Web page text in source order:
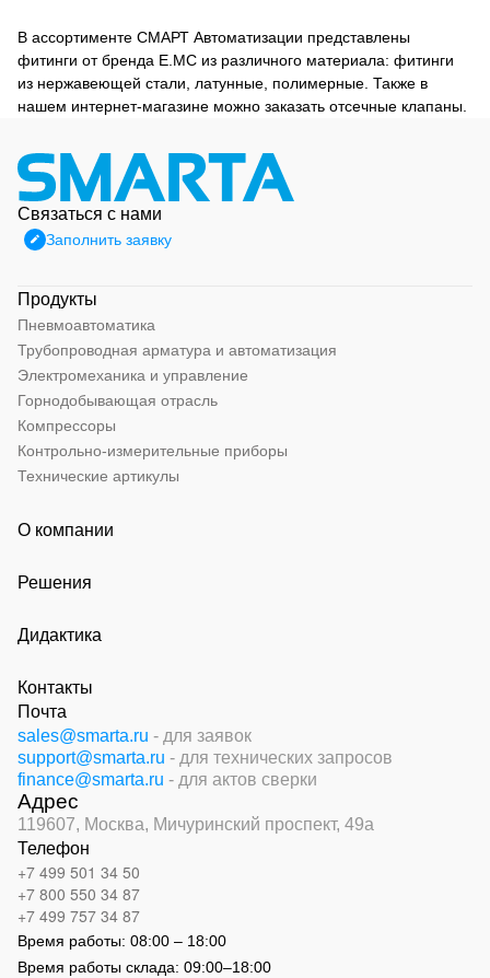
В ассортименте СМАРТ Автоматизации представлены
фитинги от бренда E.MC из различного материала: фитинги
из нержавеющей стали, латунные, полимерные. Также в
нашем интернет-магазине можно заказать отсечные клапаны.
Связаться с нами
Заполнить заявку
Продукты
Пневмоавтоматика
Трубопроводная арматура и автоматизация
Электромеханика и управление
Горнодобывающая отрасль
Компрессоры
Контрольно-измерительные приборы
Технические артикулы
О компании
Решения
Дидактика
Контакты
Почта
sales@smarta.ru - для заявок
support@smarta.ru - для технических запросов
finance@smarta.ru - для актов сверки
Адрес
119607, Москва, Мичуринский проспект, 49а
Телефон
+7 499 501 34 50
+7 800 550 34 87
+7 499 757 34 87
Время работы: 08:00 – 18:00
Время работы склада: 09:00–18:00